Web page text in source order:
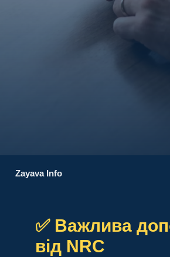
Zayava Info
✅ Важлива
від NRC